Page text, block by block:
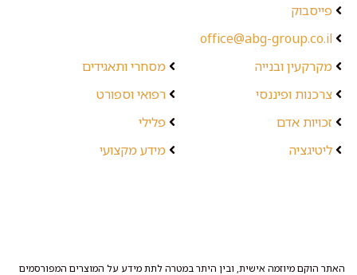
פייסבוק
office@abg-group.co.il
מקרקעין ובנייה
צרכנות ופיננסי
זכויות אדם
ליטיגציה
מסחרי ותאגידים
רפואי וספורט
פלילי
מידע מקצועי
האתר הוקם מיוזמה אישית, ובין היתר במטרה לתת מידע על המוצרים המפורסמים